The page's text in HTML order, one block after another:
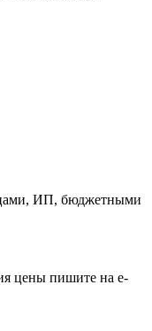
ИП, бюджетными
цены пишите на e-